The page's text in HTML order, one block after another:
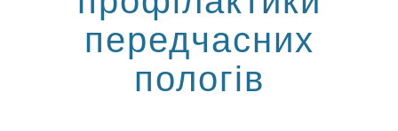
передчасних
пологів